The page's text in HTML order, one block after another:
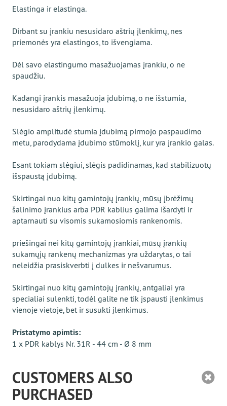
Elastinga ir elastinga.
Dirbant su įrankiu nesusidaro aštrių įlenkimų, nes
priemonės yra elastingos, to išvengiama.
Dėl savo elastingumo masažuojamas įrankiu, o ne
spaudžiu.
Kadangi įrankis masažuoja įdubimą, o ne išstumia,
nesusidaro aštrių įlenkimų.
Slėgio amplitudė stumia įdubimą pirmojo paspaudimo
metu, parodydama įdubimo stūmoklį, kur yra įrankio galas.
Esant tokiam slėgiui, slėgis padidinamas, kad stabilizuotų
išspaustą įdubimą.
Skirtingai nuo kitų gamintojų įrankių, mūsų įbrėžimų
šalinimo įrankius arba PDR kablius galima išardyti ir
aptarnauti su visomis sukamosiomis rankenomis.
priešingai nei kitų gamintojų įrankiai, mūsų įrankių
sukamųjų rankenų mechanizmas yra uždarytas, o tai
neleidžia prasiskverbti į dulkes ir nešvarumus.
Skirtingai nuo kitų gamintojų įrankių, antgaliai yra
specialiai sulenkti, todėl galite ne tik įspausti įlenkimus
vienoje vietoje, bet ir susukti įlenkimus.
Pristatymo apimtis:
1 x PDR kablys Nr. 31R - 44 cm - Ø 8 mm
CUSTOMERS ALSO
PURCHASED